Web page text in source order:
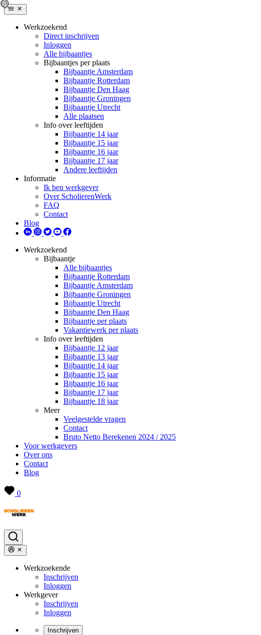
Werkzoekend
Direct inschrijven
Inloggen
Alle bijbaantjes
Bijbaantjes per plaats
Bijbaantje Amsterdam
Bijbaantje Rotterdam
Bijbaantje Den Haag
Bijbaantje Groningen
Bijbaantje Utrecht
Alle plaatsen
Info over leeftijden
Bijbaantje 14 jaar
Bijbaantje 15 jaar
Bijbaantje 16 jaar
Bijbaantje 17 jaar
Andere leeftijden
Informatie
Ik ben werkgever
Over ScholierenWerk
FAQ
Contact
Blog
Werkzoekend
Bijbaantje
Alle bijbaantjes
Bijbaantje Rotterdam
Bijbaantje Amsterdam
Bijbaantje Groningen
Bijbaantje Utrecht
Bijbaantje Den Haag
Bijbaantje per plaats
Vakantiewerk per plaats
Info over leeftijden
Bijbaantje 12 jaar
Bijbaantje 13 jaar
Bijbaantje 14 jaar
Bijbaantje 15 jaar
Bijbaantje 16 jaar
Bijbaantje 17 jaar
Bijbaantje 18 jaar
Meer
Veelgestelde vragen
Contact
Bruto Netto Berekenen 2024 / 2025
Voor werkgevers
Over ons
Contact
Blog
0
Werkzoekende
Inschrijven
Inloggen
Werkgever
Inschrijven
Inloggen
Inschrijven